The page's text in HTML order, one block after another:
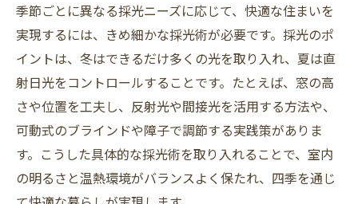
季節ごとに異なる採光ニーズに応じて、快適な住まいを
実現するには、きめ細かな採光術が必要です。採光のポ
イントは、冬はできるだけ多くの光を取り入れ、夏は直
射日光をコントロールすることです。たとえば、窓の高
さや位置を工夫し、反射光や間接光を活用する方法や、
可動式のブラインドや障子で調節する実践策がありま
す。こうした具体的な採光術を取り入れることで、室内
の明るさと温熱環境がバランスよく保たれ、四季を通じ